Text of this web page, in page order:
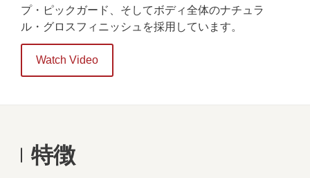
Watch Video
プ・ピックガード、そしてボディ全体のナチュラ
ル・グロスフィニッシュを採用しています。
特徴